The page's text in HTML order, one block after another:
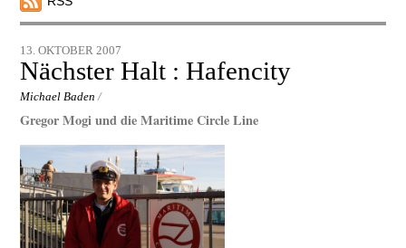
13. OKTOBER 2007
Nächster Halt : Hafencity
Michael Baden /
Gregor Mogi und die Maritime Circle Line